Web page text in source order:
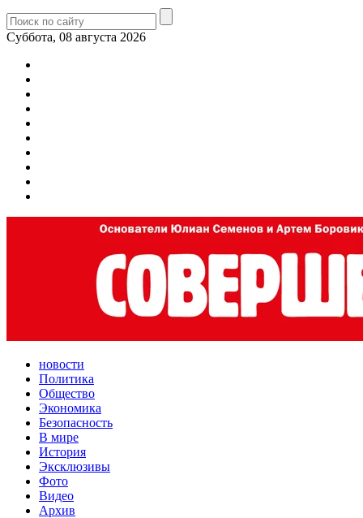
Суббота, 08 августа 2026
новости
Политика
Общество
Экономика
Безопасность
В мире
История
Эксклюзивы
Фото
Видео
Архив